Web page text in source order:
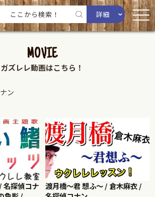
詳細
MOVIE
ガズレレ動画はこちら！
ン
名探偵コナ
渡月橋〜君 想ふ〜 / 倉木麻衣 /